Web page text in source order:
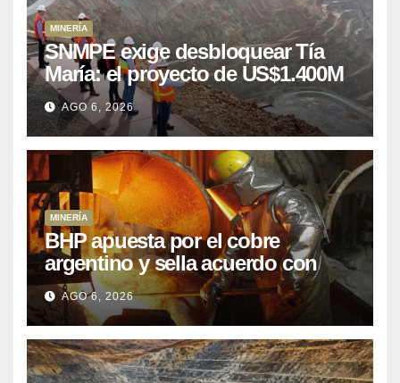
MINERÍA
SNMPE exige desbloquear Tía
María: el proyecto de US$1.400M
que Perú lleva 15 años
posponiendo
AGO 6, 2026
MINERÍA
BHP apuesta por el cobre
argentino y sella acuerdo con
Kobrea para siete proyecto
AGO 6, 2026